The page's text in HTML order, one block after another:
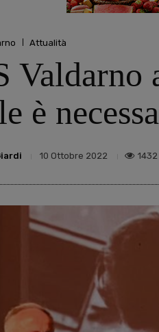
Attualità
Valdarno
è
10 Ottobre 2022 1432